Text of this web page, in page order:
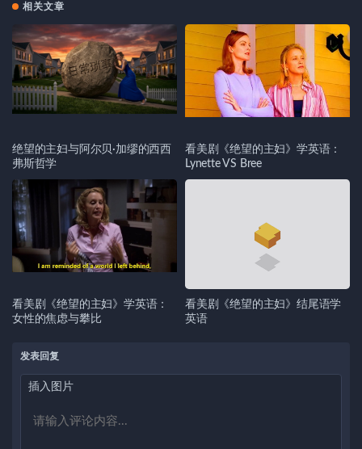
相关文章
绝望的主妇与阿尔贝·加缪的西西
弗斯哲学
看美剧《绝望的主妇》学英语：
Lynette VS Bree
看美剧《绝望的主妇》学英语：
女性的焦虑与攀比
看美剧《绝望的主妇》结尾语学
英语
发表回复
插入图片